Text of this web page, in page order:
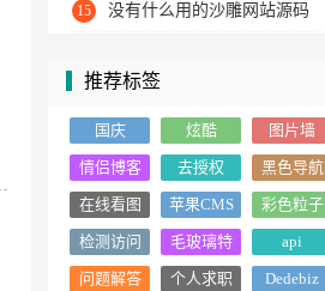
15 没有什么用的沙雕网站源码
推荐标签
国庆 炫酷 图片墙
情侣博客 去授权
黑色导航
主题
在线看图 苹果CMS
彩色粒子
背景
检测访问
速度
毛玻璃特
效
api
问题解答 个人求职 Dedebiz